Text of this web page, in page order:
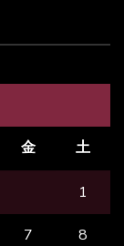
金 土
1
7 8